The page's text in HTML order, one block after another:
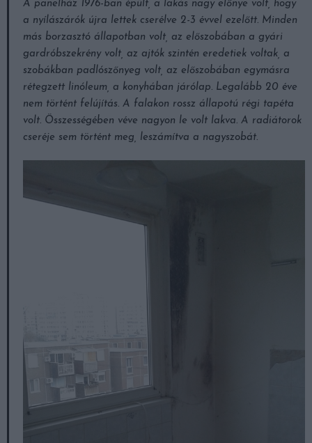
A panelház 1976-ban épült, a lakás nagy előnye volt, hogy
a nyílászárók újra lettek cserélve 2-3 évvel ezelőtt. Minden
más borzasztó állapotban volt, az előszobában a gyári
gardróbszekrény volt, az ajtók szintén eredetiek voltak, a
szobákban padlószőnyeg volt, az előszobában egymásra
rétegzett linóleum, a konyhában járólap. Legalább 20 éve
nem történt felújítás. A falakon rossz állapotú régi tapéta
volt. Összességében véve nagyon le volt lakva. A radiátorok
cseréje sem történt meg, leszámítva a nagyszobát.